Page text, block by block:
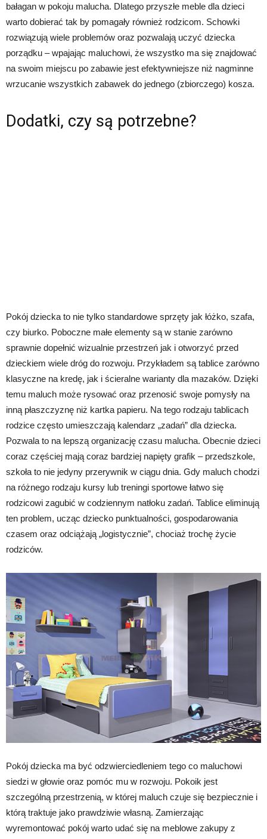
bałagan w pokoju malucha. Dlatego przyszłe meble dla dzieci
warto dobierać tak by pomagały również rodzicom. Schowki
rozwiązują wiele problemów oraz pozwalają uczyć dziecka
porządku – wpajając maluchowi, że wszystko ma się znajdować
na swoim miejscu po zabawie jest efektywniejsze niż nagminne
wrzucanie wszystkich zabawek do jednego (zbiorczego) kosza.
Dodatki, czy są potrzebne?
Pokój dziecka to nie tylko standardowe sprzęty jak łóżko, szafa,
czy biurko. Poboczne małe elementy są w stanie zarówno
sprawnie dopełnić wizualnie przestrzeń jak i otworzyć przed
dzieckiem wiele dróg do rozwoju. Przykładem są tablice zarówno
klasyczne na kredę, jak i ścieralne warianty dla mazaków. Dzięki
temu maluch może rysować oraz przenosić swoje pomysły na
inną płaszczyznę niż kartka papieru. Na tego rodzaju tablicach
rodzice często umieszczają kalendarz „zadań” dla dziecka.
Pozwala to na lepszą organizację czasu malucha. Obecnie dzieci
coraz częściej mają coraz bardziej napięty grafik – przedszkole,
szkoła to nie jedyny przerywnik w ciągu dnia. Gdy maluch chodzi
na różnego rodzaju kursy lub treningi sportowe łatwo się
rodzicowi zagubić w codziennym natłoku zadań. Tablice eliminują
ten problem, ucząc dziecko punktualności, gospodarowania
czasem oraz odciążają „logistycznie”, chociaż trochę życie
rodziców.
Pokój dziecka ma być odzwierciedleniem tego co maluchowi
siedzi w głowie oraz pomóc mu w rozwoju. Pokoik jest
szczególną przestrzenią, w której maluch czuje się bezpiecznie i
którą traktuje jako prawdziwie własną. Zamierzając
wyremontować pokój warto udać się na meblowe zakupy z